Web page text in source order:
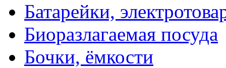
Батарейки,
Биоразлагаемая посуда
Бочки, ёмкости